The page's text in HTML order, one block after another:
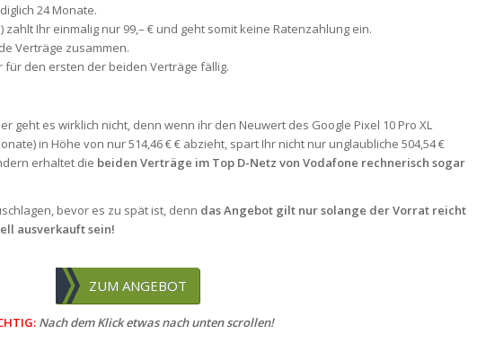
24 Monate.
zahlt Ihr einmalig nur 99,– € und geht somit keine Ratenzahlung ein.
Verträge zusammen.
für den ersten der beiden Verträge fällig.
geht es wirklich nicht, denn wenn ihr den Neuwert des Google Pixel 10 Pro XL
in Höhe von nur 514,46 € € abzieht, spart Ihr nicht nur unglaubliche 504,54 €
erhaltet die beiden Verträge im Top D-Netz von Vodafone rechnerisch sogar
bevor es zu spät ist, denn das Angebot gilt nur solange der Vorrat reicht
ausverkauft sein!
ZUM ANGEBOT
Nach dem Klick etwas nach unten scrollen!